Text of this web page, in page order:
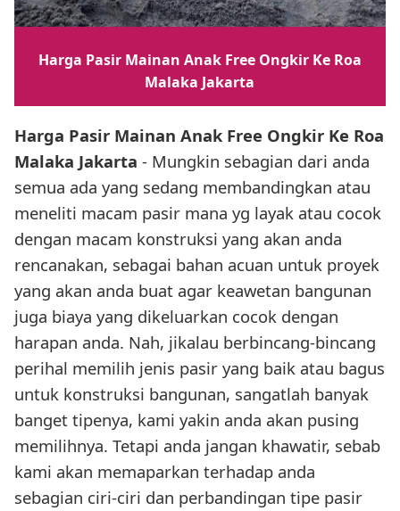
Harga Pasir Mainan Anak Free Ongkir Ke Roa
Malaka Jakarta
Harga Pasir Mainan Anak Free Ongkir Ke Roa
Malaka Jakarta - Mungkin sebagian dari anda
semua ada yang sedang membandingkan atau
meneliti macam pasir mana yg layak atau cocok
dengan macam konstruksi yang akan anda
rencanakan, sebagai bahan acuan untuk proyek
yang akan anda buat agar keawetan bangunan
juga biaya yang dikeluarkan cocok dengan
harapan anda. Nah, jikalau berbincang-bincang
perihal memilih jenis pasir yang baik atau bagus
untuk konstruksi bangunan, sangatlah banyak
banget tipenya, kami yakin anda akan pusing
memilihnya. Tetapi anda jangan khawatir, sebab
kami akan memaparkan terhadap anda
sebagian ciri-ciri dan perbandingan tipe pasir